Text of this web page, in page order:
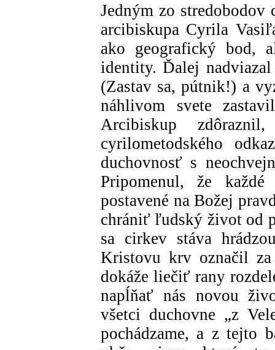
Jedným zo stredobodov
arcibiskupa Cyrila
ako geografický bod,
identity. Ďalej
(Zastav sa, pútnik!) a
náhlivom svete
Arcibiskup
cyrilometodského
duchovnosť s
Pripomenul, že
postavené na Božej
chrániť ľudský život od
sa cirkev stáva
Kristovu krv označil
dokáže liečiť rany
napĺňať nás novou
všetci duchovne „z
pochádzame, a z tejto